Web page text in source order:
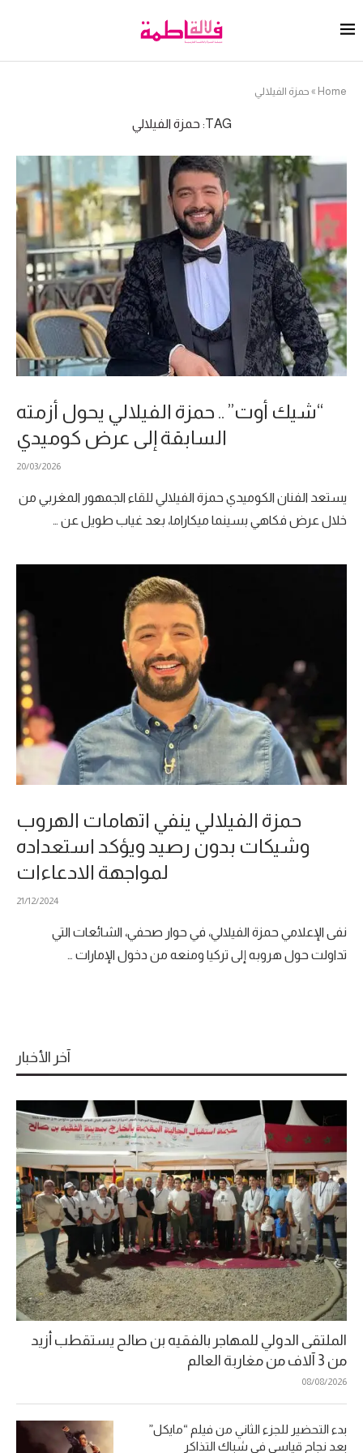
Home
» حمزة الفيلالي
TAG: حمزة الفيلالي
“شيك أوت” .. حمزة الفيلالي يحول أزمته
السابقة إلى عرض كوميدي
20/03/2026
يستعد الفنان الكوميدي حمزة الفيلالي للقاء الجمهور المغربي من
خلال عرض فكاهي بسينما ميكاراما، بعد غياب طويل عن …
حمزة الفيلالي ينفي اتهامات الهروب
وشيكات بدون رصيد ويؤكد استعداده
لمواجهة الادعاءات
21/12/2024
نفى الإعلامي حمزة الفيلالي، في حوار صحفي، الشائعات التي
تداولت حول هروبه إلى تركيا ومنعه من دخول الإمارات …
آخر الأخبار
الملتقى الدولي للمهاجر بالفقيه بن صالح يستقطب أزيد
من 3 آلاف من مغاربة العالم
08/08/2026
بدء التحضير للجزء الثاني من فيلم “مايكل”
بعد نجاح قياسي في شباك التذاكر